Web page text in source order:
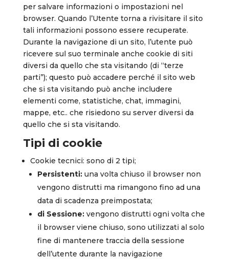
per salvare informazioni o impostazioni nel
browser. Quando l’Utente torna a rivisitare il sito
tali informazioni possono essere recuperate.
Durante la navigazione di un sito, l’utente può
ricevere sul suo terminale anche cookie di siti
diversi da quello che sta visitando (di “terze
parti”); questo può accadere perché il sito web
che si sta visitando può anche includere
elementi come, statistiche, chat, immagini,
mappe, etc.. che risiedono su server diversi da
quello che si sta visitando.
Tipi di cookie
Cookie tecnici: sono di 2 tipi;
Persistenti:una volta chiuso il browser non
vengono distrutti ma rimangono fino ad una
data di scadenza preimpostata;
di Sessione: vengono distrutti ogni volta che
il browser viene chiuso, sono utilizzati al solo
fine di mantenere traccia della sessione
dell’utente durante la navigazione